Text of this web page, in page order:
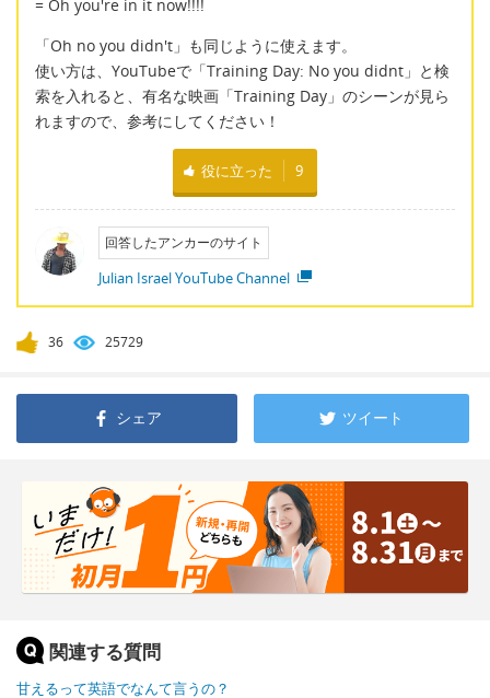
= Oh you're in it now!!!!
「Oh no you didn't」も同じように使えます。
使い方は、YouTubeで「Training Day: No you didnt」と検
索を入れると、有名な映画「Training Day」のシーンが見ら
れますので、参考にしてください！
役に立った 9
回答したアンカーのサイト
Julian Israel YouTube Channel
36 25729
シェア ツイート
関連する質問
甘えるって英語でなんて言うの？